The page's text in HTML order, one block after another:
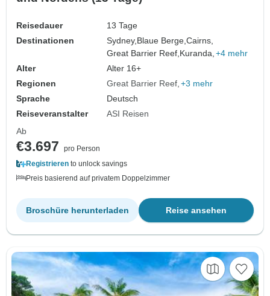
Reisedauer
13 Tage
Destinationen
Sydney, Blaue Berge,Cairns,
Great Barrier Reef, Kuranda, +4 mehr
Alter
Alter 16+
Regionen
Great Barrier Reef +3 mehr
Sprache
Deutsch
Reiseveranstalter
ASI Reisen
Ab
€3.697
pro Person
Registrieren to unlock savings
Preis basierend auf privatem Doppelzimmer
Reise ansehen
Broschüre herunterladen